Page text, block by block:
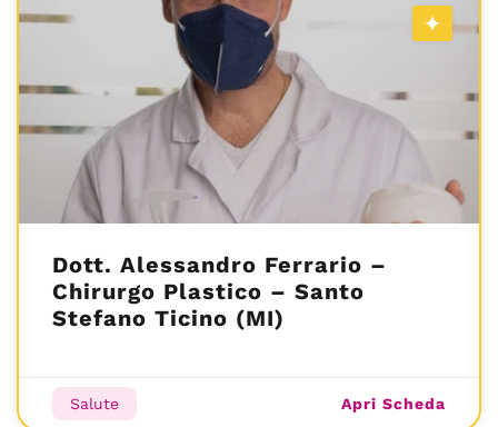
Dott. Alessandro Ferrario –
Chirurgo Plastico – Santo
Stefano Ticino (MI)
Salute Apri Scheda